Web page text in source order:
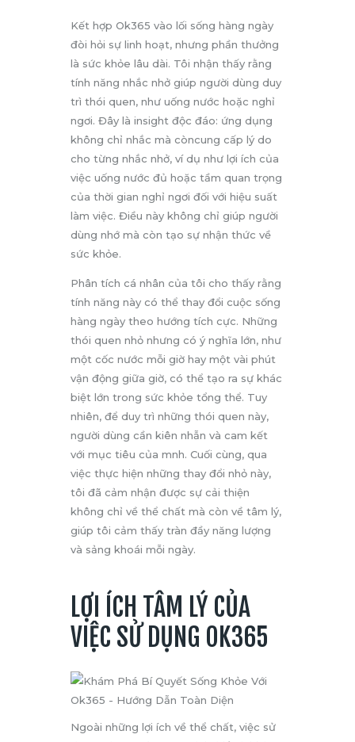
Kết hợp Ok365 vào lối sống hàng ngày
đòi hỏi sự linh hoạt, nhưng phần thưởng
là sức khỏe lâu dài. Tôi nhận thấy rằng
tính năng nhắc nhở giúp người dùng duy
trì thói quen, như uống nước hoặc nghỉ
ngơi. Đây là insight độc đáo: ứng dụng
không chỉ nhắc mà còncung cấp lý do
cho từng nhắc nhở, ví dụ như lợi ích của
việc uống nước đủ hoặc tầm quan trọng
của thời gian nghỉ ngơi đối với hiệu suất
làm việc. Điều này không chỉ giúp người
dùng nhớ mà còn tạo sự nhận thức về
sức khỏe.
Phân tích cá nhân của tôi cho thấy rằng
tính năng này có thể thay đổi cuộc sống
hàng ngày theo hướng tích cực. Những
thói quen nhỏ nhưng có ý nghĩa lớn, như
một cốc nước mỗi giờ hay một vài phút
vận động giữa giờ, có thể tạo ra sự khác
biệt lớn trong sức khỏe tổng thể. Tuy
nhiên, để duy trì những thói quen này,
người dùng cần kiên nhẫn và cam kết
với mục tiêu của mnh. Cuối cùng, qua
việc thực hiện những thay đổi nhỏ này,
tôi đã cảm nhận được sự cải thiện
không chỉ về thể chất mà còn về tâm lý,
giúp tôi cảm thấy tràn đầy năng lượng
và sảng khoái mỗi ngày.
LỢI ÍCH TÂM LÝ CỦA
VIỆC SỬ DỤNG OK365
Ngoài những lợi ích về thể chất, việc sử